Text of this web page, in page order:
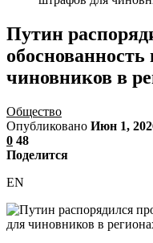
Путин
чиновников в
Общество
Опубликовано Июн 1,
0 48
Поделится
EN